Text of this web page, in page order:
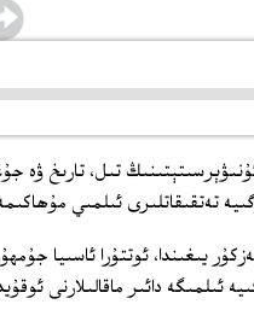
تىل، تارىخ ۋە
تەتقىقاتلىرى ئىلمىي
ئىلمىگە دائىر ماقالىلارنى